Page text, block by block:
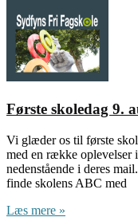
Første skoledag 9.
Vi glæder os til første
med en række oplevelser
nedenstående i deres
finde skolens ABC med
Læs mere »